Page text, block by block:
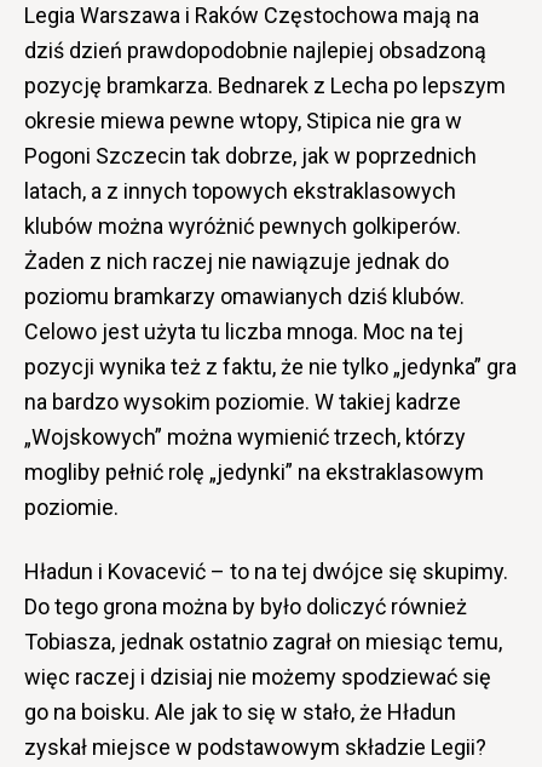
Legia Warszawa i Raków Częstochowa mają na
dziś dzień prawdopodobnie najlepiej obsadzoną
pozycję bramkarza. Bednarek z Lecha po lepszym
okresie miewa pewne wtopy, Stipica nie gra w
Pogoni Szczecin tak dobrze, jak w poprzednich
latach, a z innych topowych ekstraklasowych
klubów można wyróżnić pewnych golkiperów.
Żaden z nich raczej nie nawiązuje jednak do
poziomu bramkarzy omawianych dziś klubów.
Celowo jest użyta tu liczba mnoga. Moc na tej
pozycji wynika też z faktu, że nie tylko „jedynka” gra
na bardzo wysokim poziomie. W takiej kadrze
„Wojskowych” można wymienić trzech, którzy
mogliby pełnić rolę „jedynki” na ekstraklasowym
poziomie.
Hładun i Kovacević – to na tej dwójce się skupimy.
Do tego grona można by było doliczyć również
Tobiasza, jednak ostatnio zagrał on miesiąc temu,
więc raczej i dzisiaj nie możemy spodziewać się
go na boisku. Ale jak to się w stało, że Hładun
zyskał miejsce w podstawowym składzie Legii?